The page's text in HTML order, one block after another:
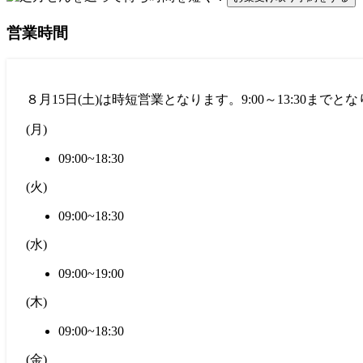
営業時間
８月15日(土)は時短営業となります。9:00～13:30までとな
(月 )
09:00~18:30
(火)
09:00~18:30
(水)
09:00~19:00
(木)
09:00~18:30
(金)